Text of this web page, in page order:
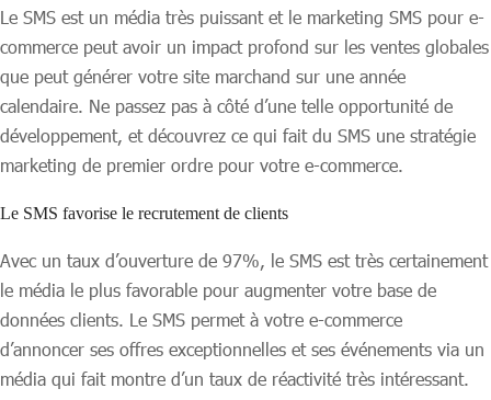
Le SMS est un média très puissant et le marketing SMS pour e-
commerce peut avoir un impact profond sur les ventes globales
que peut générer votre site marchand sur une année
calendaire. Ne passez pas à côté d’une telle opportunité de
développement, et découvrez ce qui fait du SMS une stratégie
marketing de premier ordre pour votre e-commerce.
Le SMS favorise le recrutement de clients
Avec un taux d’ouverture de 97%, le SMS est très certainement
le média le plus favorable pour augmenter votre base de
données clients. Le SMS permet à votre e-commerce
d’annoncer ses offres exceptionnelles et ses événements via un
média qui fait montre d’un taux de réactivité très intéressant.